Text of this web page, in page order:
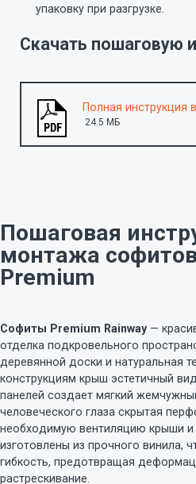
упаковку при разгрузке.
Скачать пошаговую
Полная инструкция
24.5 MБ
Пошаговая
монтажа софитов
Premium
Софиты Premium Rainway—
отделка подкровельного
деревянной доски и натуральная
конструкциям крыш эстетичный
панелей создает мягкий
человеческого глаза скрытая
необходимую вентиляцию крыши
изготовлены из прочного винила,
гибкость, предотвращая
растрескивание.